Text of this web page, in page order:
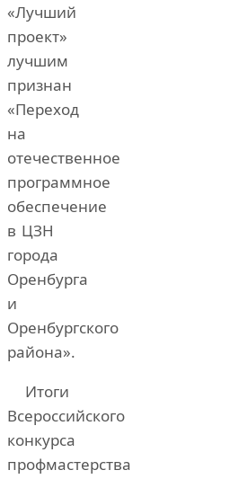
«Лучший
проект»
лучшим
признан
«Переход
на
отечественное
программное
обеспечение
в ЦЗН
города
Оренбурга
и
Оренбургского
района».
Итоги
Всероссийского
конкурса
профмастерства